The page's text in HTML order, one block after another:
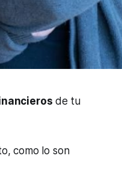
de tu
como lo son